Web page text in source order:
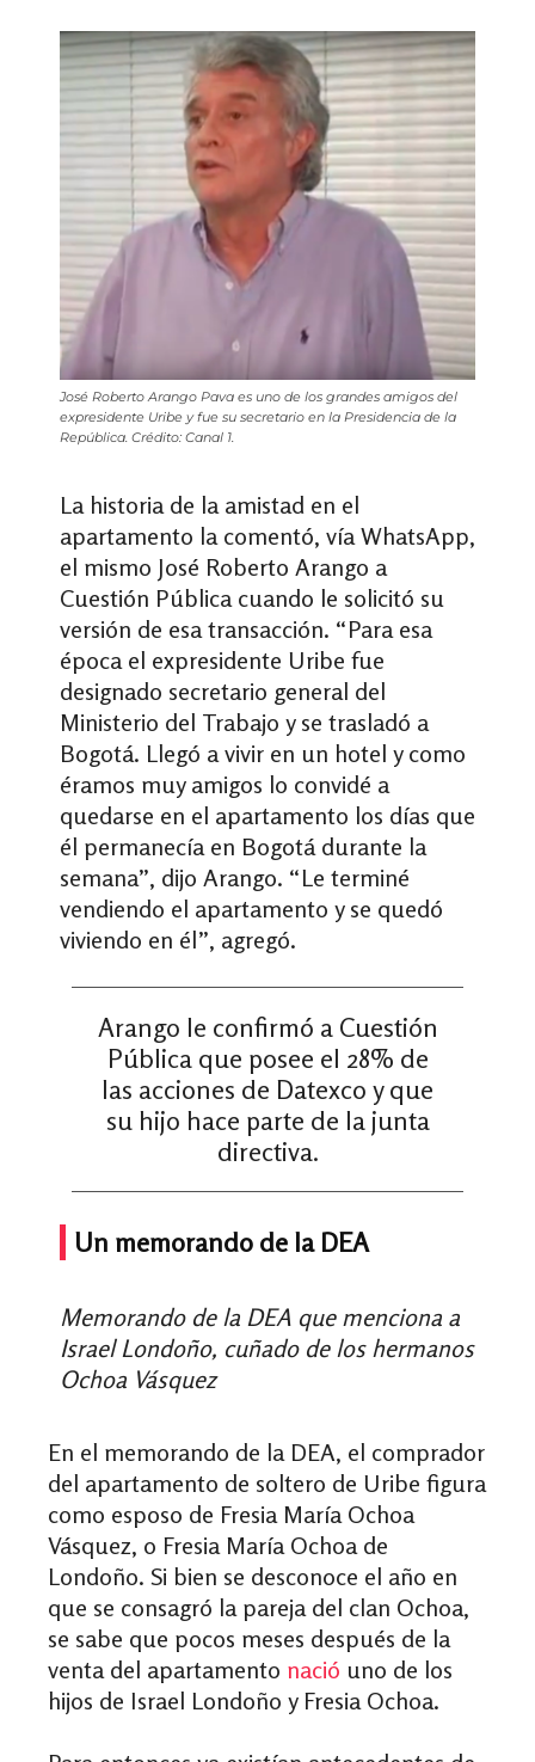
José Roberto Arango Pava es uno de los grandes amigos del
expresidente Uribe y fue su secretario en la Presidencia de la
República. Crédito: Canal 1.
La historia de la amistad en el
apartamento la comentó, vía WhatsApp,
el mismo José Roberto Arango a
Cuestión Pública cuando le solicitó su
versión de esa transacción. “Para esa
época el expresidente Uribe fue
designado secretario general del
Ministerio del Trabajo y se trasladó a
Bogotá. Llegó a vivir en un hotel y como
éramos muy amigos lo convidé a
quedarse en el apartamento los días que
él permanecía en Bogotá durante la
semana”, dijo Arango. “Le terminé
vendiendo el apartamento y se quedó
viviendo en él”, agregó.
Arango le confirmó a Cuestión
Pública que posee el 28% de
las acciones de Datexco y que
su hijo hace parte de la junta
directiva.
Un memorando de la DEA
Memorando de la DEA que menciona a
Israel Londoño, cuñado de los hermanos
Ochoa Vásquez
En el memorando de la DEA, el comprador
del apartamento de soltero de Uribe figura
como esposo de Fresia María Ochoa
Vásquez, o Fresia María Ochoa de
Londoño. Si bien se desconoce el año en
que se consagró la pareja del clan Ochoa,
se sabe que pocos meses después de la
venta del apartamento nació uno de los
hijos de Israel Londoño y Fresia Ochoa.